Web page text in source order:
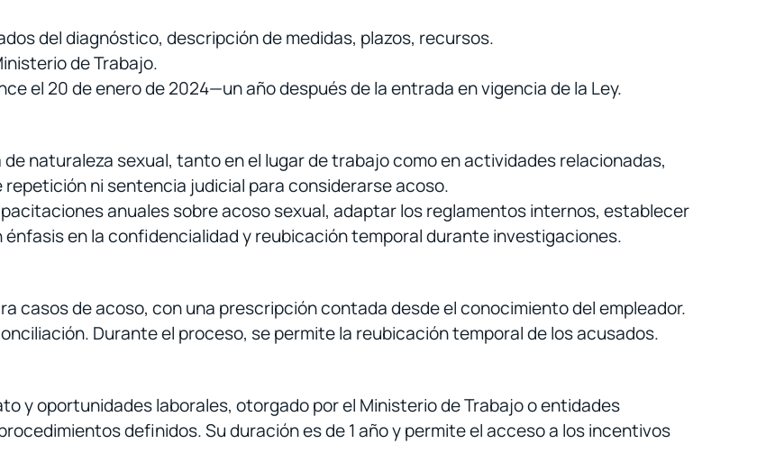
del diagnóstico, descripción de medidas, plazos, recursos.
de Trabajo.
el 20 de enero de 2024—un año después de la entrada en vigencia de la Ley.
naturaleza sexual, tanto en el lugar de trabajo como en actividades relacionadas,
ni sentencia judicial para considerarse acoso.
anuales sobre acoso sexual, adaptar los reglamentos internos, establecer
en la confidencialidad y reubicación temporal durante investigaciones.
casos de acoso, con una prescripción contada desde el conocimiento del empleador.
Durante el proceso, se permite la reubicación temporal de los acusados.
y oportunidades laborales, otorgado por el Ministerio de Trabajo o entidades
definidos. Su duración es de 1 año y permite el acceso a los incentivos